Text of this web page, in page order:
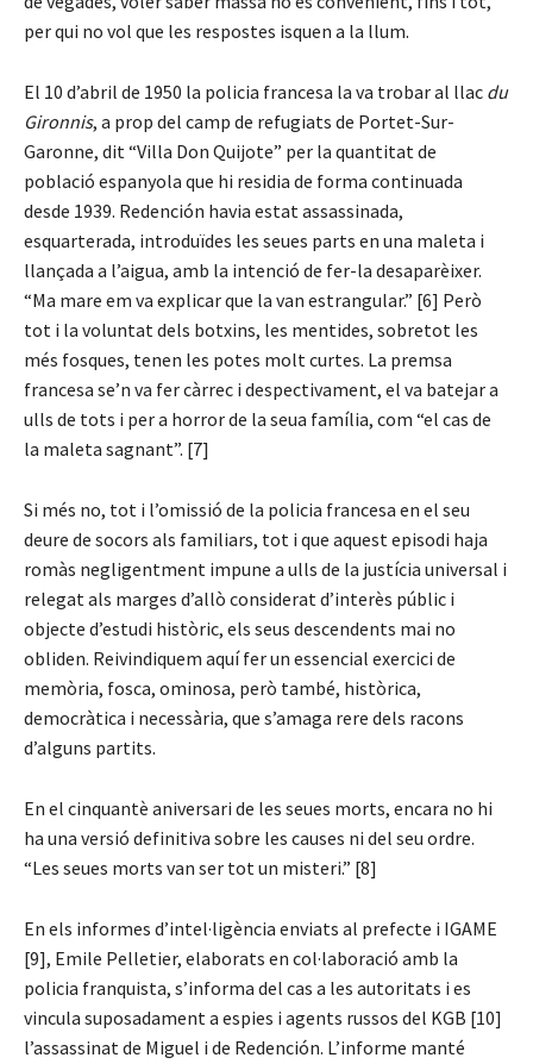
per qui no vol que les respostes isquen a la llum.
El 10 d’abril de 1950 la policia francesa la va trobar al llac du
Gironnis, a prop del camp de refugiats de Portet-Sur-
Garonne, dit “Villa Don Quijote” per la quantitat de
població espanyola que hi residia de forma continuada
desde 1939. Redención havia estat assassinada,
esquarterada, introduïdes les seues parts en una maleta i
llançada a l’aigua, amb la intenció de fer-la desaparèixer.
“Ma mare em va explicar que la van estrangular.” [6] Però
tot i la voluntat dels botxins, les mentides, sobretot les
més fosques, tenen les potes molt curtes. La premsa
francesa se’n va fer càrrec i despectivament, el va batejar a
ulls de tots i per a horror de la seua família, com “el cas de
la maleta sagnant”. [7]
Si més no, tot i l’omissió de la policia francesa en el seu
deure de socors als familiars, tot i que aquest episodi haja
romàs negligentment impune a ulls de la justícia universal i
relegat als marges d’allò considerat d’interès públic i
objecte d’estudi històric, els seus descendents mai no
obliden. Reivindiquem aquí fer un essencial exercici de
memòria, fosca, ominosa, però també, històrica,
democràtica i necessària, que s’amaga rere dels racons
d’alguns partits.
En el cinquantè aniversari de les seues morts, encara no hi
ha una versió definitiva sobre les causes ni del seu ordre.
“Les seues morts van ser tot un misteri.” [8]
En els informes d’intel·ligència enviats al prefecte i IGAME
[9], Emile Pelletier, elaborats en col·laboració amb la
policia franquista, s’informa del cas a les autoritats i es
vincula suposadament a espies i agents russos del KGB [10]
l’assassinat de Miguel i de Redención. L’informe manté